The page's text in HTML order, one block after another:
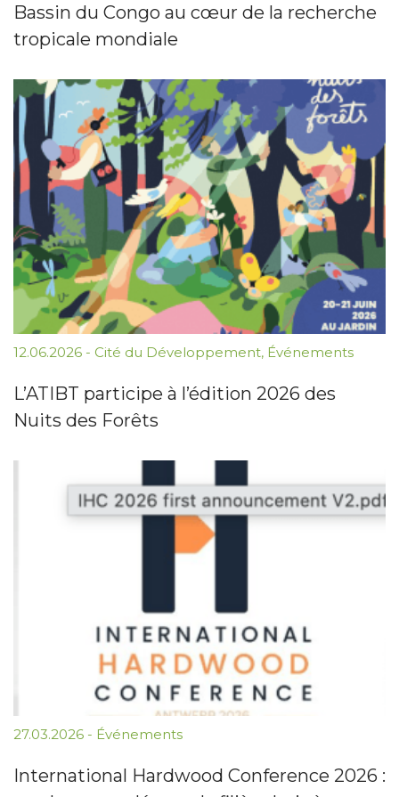
Bassin du Congo au cœur de la recherche
tropicale mondiale
12.06.2026 - Cité du Développement, Événements
L’ATIBT participe à l’édition 2026 des
Nuits des Forêts
27.03.2026 - Événements
International Hardwood Conference 2026 :